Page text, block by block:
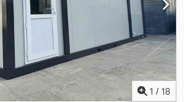
azonnal használható,
kalapácshidraulika, fülke,
védőtető, videó Felépítmény típusa:
tonna, gyártási év: 2006, gyorscserélő, forgató
5 darab kanál, rádió, azonnal használható
Dedpfxoxi Sfns Ammock A hibákért
1 / 18